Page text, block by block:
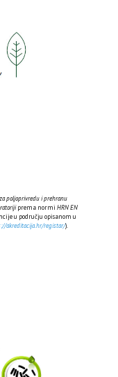
poljoprivredu i prehranu
prema normi HRN EN
u području opisanom u
akreditacija.hr/registar/).